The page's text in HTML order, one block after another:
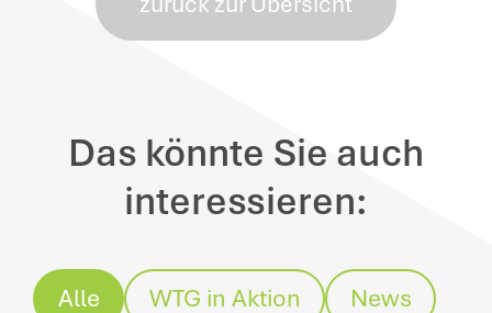
Das könnte Sie auch
interessieren:
Alle WTG in Aktion News